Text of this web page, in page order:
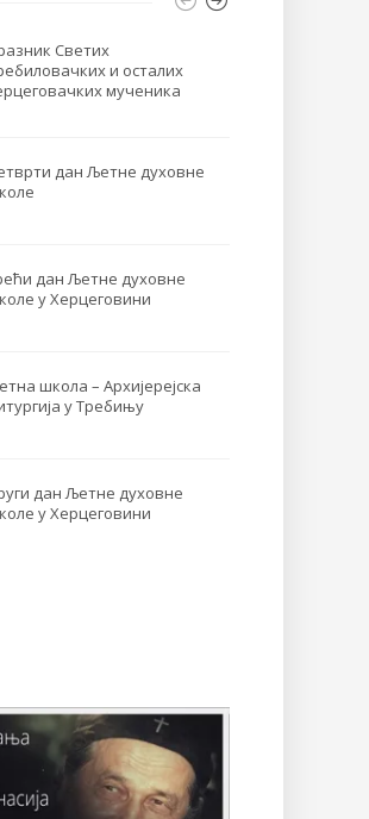
Светих
и осталих
мученика
дан Љетне духовне
дан Љетне духовне
у Херцеговини
школа – Архијерејска
у Требињу
дан Љетне духовне
у Херцеговини